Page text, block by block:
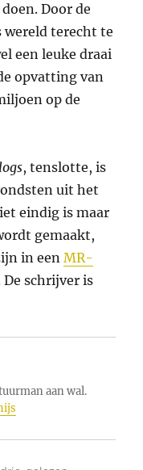
Door de
wereld terecht te
een leuke draai
opvatting van
op de
, tenslotte, is
uit het
eindig is maar
gemaakt,
in eenMR-
De schrijver is
aan wal.